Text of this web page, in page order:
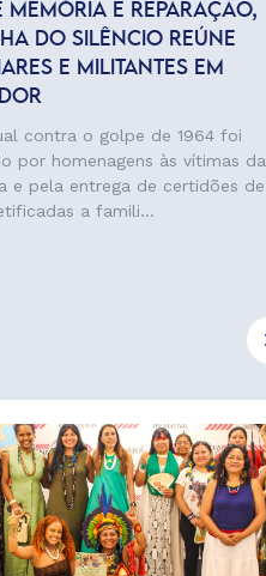
MEMÓRIA E REPARAÇÃO,
DO SILÊNCIO REÚNE
E MILITANTES EM
contra o golpe de 1964 foi
por homenagens às vítimas da
e pela entrega de certidões de
a famili...